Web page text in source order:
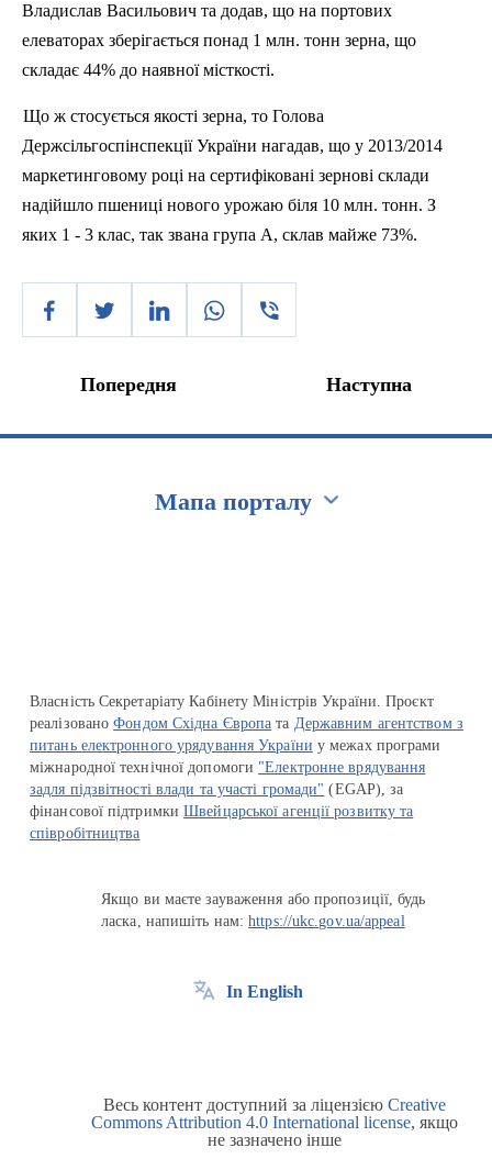
Владислав Васильович та додав, що на портових
елеваторах зберігається понад 1 млн. тонн зерна, що
складає 44% до наявної місткості.
Що ж стосується якості зерна, то Голова
Держсільгоспінспекції України нагадав, що у 2013/2014
маркетинговому році на сертифіковані зернові склади
надійшло пшениці нового урожаю біля 10 млн. тонн. З
яких 1 - 3 клас, так звана група А, склав майже 73%.
Попередня Наступна
Мапа порталу
Власність Секретаріату Кабінету Міністрів України. Проєкт
реалізованоФондом Східна Європа та Державним агентством з
питань електронного урядування України у межах програми
міжнародної технічної допомоги "Електронне врядування
задля підзвітності влади та участі громади" (EGAP), за
фінансової підтримкиШвейцарської агенції розвитку та
співробітництва
Якщо ви маєте зауваження або пропозиції, будь
ласка, напишіть нам:https://ukc.gov.ua/appeal
In English
Весь контент доступний за ліцензією Creative
Commons Attribution 4.0 International license, якщо
не зазначено інше